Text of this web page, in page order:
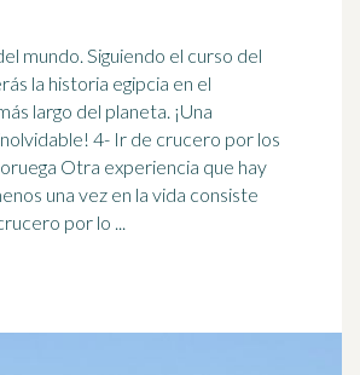
mundo. Siguiendo el curso del
la historia egipcia en el
largo del planeta. ¡Una
4- Ir de crucero por los
Otra experiencia que hay
una vez en la vida consiste
por lo ...